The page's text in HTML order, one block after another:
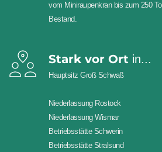
vom Miniraupenkran bis zum 250
Bestand.
Stark vor Ort in...
Hauptsitz Groß Schwaß
Niederlassung Rostock
Niederlassung Wismar
Betriebsstätte Schwerin
Betriebsstätte Stralsund